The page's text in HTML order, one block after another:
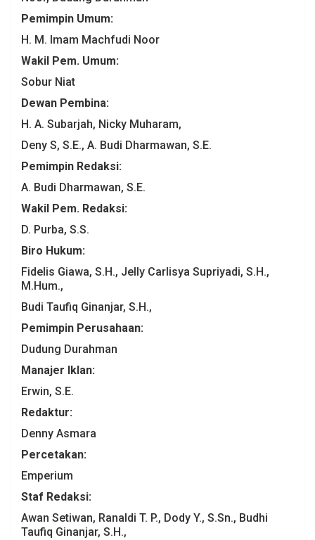
Pemimpin Umum:
H. M. Imam Machfudi Noor
Wakil Pem. Umum:
Sobur Niat
Dewan Pembina:
H. A. Subarjah, Nicky Muharam,
Deny S, S.E., A. Budi Dharmawan, S.E.
Pemimpin Redaksi:
A. Budi Dharmawan, S.E.
Wakil Pem. Redaksi:
D. Purba, S.S.
Biro Hukum:
Fidelis Giawa, S.H., Jelly Carlisya Supriyadi, S.H.,
M.Hum.,
Budi Taufiq Ginanjar, S.H.,
Pemimpin Perusahaan:
Dudung Durahman
Manajer Iklan:
Erwin, S.E.
Redaktur:
Denny Asmara
Percetakan:
Emperium
Staf Redaksi:
Awan Setiwan, Ranaldi T. P., Dody Y., S.Sn., Budhi
Taufiq Ginanjar, S.H.,